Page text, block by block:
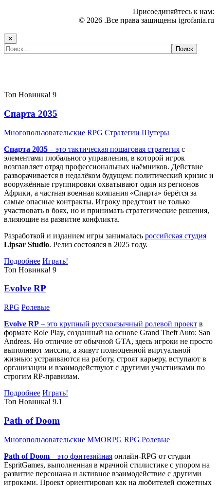
Присоединяйтесь к нам:
© 2026 .Все права защищены igrofania.ru
✕
Топ Новинка! 9
Спарта 2035
Многопользовательские RPG Стратегии Шутеры
Спарта 2035 – это тактическая пошаговая стратегия с
элементами глобального управления, в которой игрок
возглавляет отряд профессиональных наёмников. Действие
разворачивается в недалёком будущем: политический кризис и
вооружённые группировки охватывают один из регионов
Африки, а частная военная компания «Спарта» берётся за
самые опасные контракты. Игроку предстоит не только
участвовать в боях, но и принимать стратегические решения,
влияющие на развитие конфликта.
Разработкой и изданием игры занималась российская студия
Lipsar Studio. Релиз состоялся в 2025 году.
Подробнее Играть!
Топ Новинка! 9
Evolve RP
RPG Ролевые
Evolve RP – это крупный русскоязычный ролевой проект в
формате Role Play, созданный на основе Grand Theft Auto: San
Andreas. Но отличие от обычной GTA, здесь игроки не просто
выполняют миссии, а живут полноценной виртуальной
жизнью: устраиваются на работу, строят карьеру, вступают в
организации и взаимодействуют с другими участниками по
строгим RP-правилам.
Подробнее Играть!
Топ Новинка! 9.1
Path of Doom
Многопользовательские MMORPG RPG Ролевые
Path of Doom – это фэнтезийная онлайн-RPG от студии
EspritGames, выполненная в мрачной стилистике с упором на
развитие персонажа и активное взаимодействие с другими
игроками. Проект ориентирован как на любителей сюжетных